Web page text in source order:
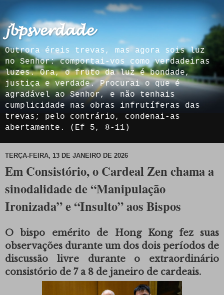
𝓳𝓫𝓹𝓼𝓿𝓮𝓻𝓭𝓪𝓭𝓮
Outrora éreis trevas, mas agora sois luz
no Senhor: comportai-vos como verdadeiras
luzes. Ora, o fruto da luz é bondade,
justiça e verdade. Procurai o que é
agradável ao Senhor, e não tenhais
cumplicidade nas obras infrutíferas das
trevas; pelo contrário, condenai-as
abertamente. (Ef 5, 8-11)
TERÇA-FEIRA, 13 DE JANEIRO DE 2026
Em Consistório, o Cardeal Zen chama a
sinodalidade de “Manipulação
Ironizada” e “Insulto” aos Bispos
O bispo emérito de Hong Kong fez suas
observações durante um dos dois períodos de
discussão livre durante o extraordinário
consistório de 7 a 8 de janeiro de cardeais.